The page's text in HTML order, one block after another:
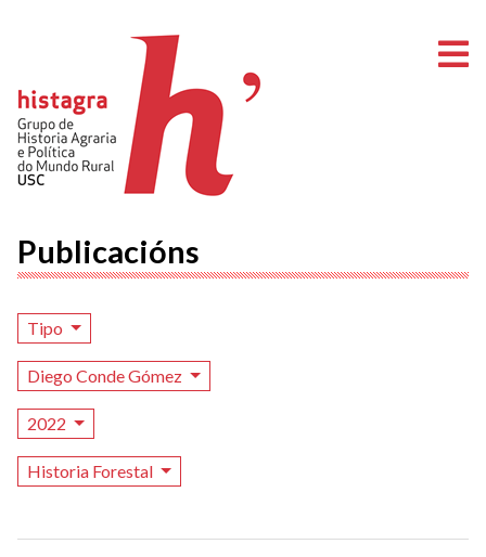
Publicacións
Tipo
Diego Conde Gómez
2022
Historia Forestal